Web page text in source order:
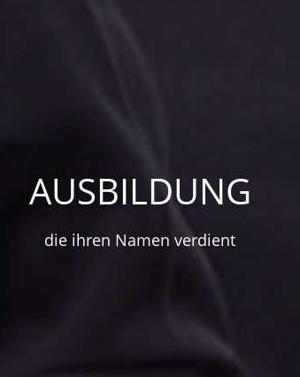
AUSBILDUNG
die ihren Namen verdient